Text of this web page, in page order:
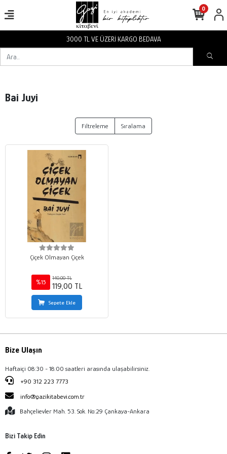
3000 TL VE ÜZERİ KARGO BEDAVA
0
Bai Juyi
Filtreleme Sıralama
Çiçek Olmayan Çiçek
%15
140,00 TL
119,00 TL
Sepete Ekle
Bize Ulaşın
Haftaiçi 08:30 - 18:00 saatleri arasında ulaşabilirsiniz.
+90 312 223 7773
info@gazikitabevi.com.tr
Bahçelievler Mah. 53. Sok. No:29 Çankaya-Ankara
Bizi Takip Edin